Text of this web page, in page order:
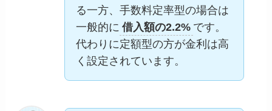
る一方、手数料定率型の場合は
一般的に 借入額の2.2% です。
代わりに定額型の方が金利は高
く設定されています。